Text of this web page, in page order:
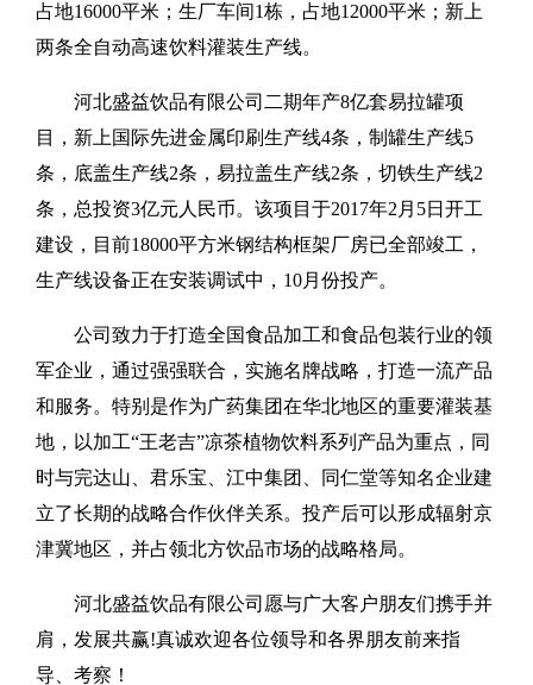
占地16000平米；生厂车间1栋，占地12000平米；新上
两条全自动高速饮料灌装生产线。
河北盛益饮品有限公司二期年产8亿套易拉罐项
目，新上国际先进金属印刷生产线4条，制罐生产线5
条，底盖生产线2条，易拉盖生产线2条，切铁生产线2
条，总投资3亿元人民币。该项目于2017年2月5日开工
建设，目前18000平方米钢结构框架厂房已全部竣工，
生产线设备正在安装调试中，10月份投产。
公司致力于打造全国食品加工和食品包装行业的领
军企业，通过强强联合，实施名牌战略，打造一流产品
和服务。特别是作为广药集团在华北地区的重要灌装基
地，以加工“王老吉”凉茶植物饮料系列产品为重点，同
时与完达山、君乐宝、江中集团、同仁堂等知名企业建
立了长期的战略合作伙伴关系。投产后可以形成辐射京
津冀地区，并占领北方饮品市场的战略格局。
河北盛益饮品有限公司愿与广大客户朋友们携手并
肩，发展共赢!真诚欢迎各位领导和各界朋友前来指
导、考察！